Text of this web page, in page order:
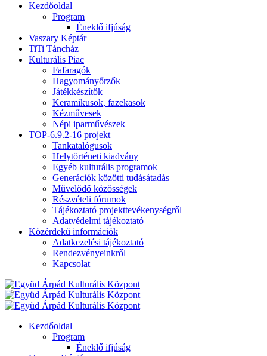
Kezdőoldal
Program
Éneklő ifjúság
Vaszary Képtár
TiTi Táncház
Kulturális Piac
Fafaragók
Hagyományőrzők
Játékkészítők
Keramikusok, fazekasok
Kézművesek
Népi iparművészek
TOP-6.9.2-16 projekt
Tankatalógusok
Helytörténeti kiadvány
Egyéb kulturális programok
Generációk közötti tudásátadás
Művelődő közösségek
Részvételi fórumok
Tájékoztató projekttevékenységről
Adatvédelmi tájékoztató
Közérdekű információk
Adatkezelési tájékoztató
Rendezvényeinkről
Kapcsolat
Kezdőoldal
Program
Éneklő ifjúság